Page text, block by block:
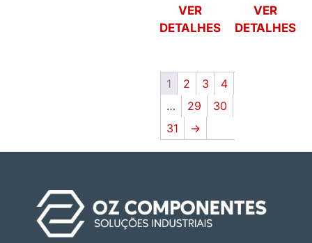
VER
DETALHES
VER
DETALHES
1 2 3
4
…
29
30
31
→